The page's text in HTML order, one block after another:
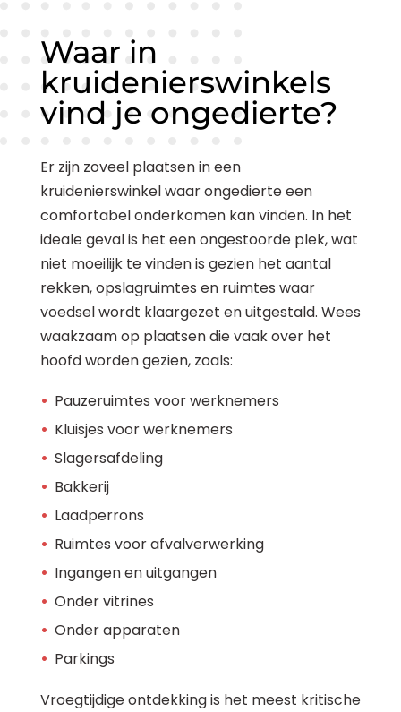
Waar in
kruidenierswinkels
vind je ongedierte?
Er zijn zoveel plaatsen in een
kruidenierswinkel waar ongedierte een
comfortabel onderkomen kan vinden. In het
ideale geval is het een ongestoorde plek, wat
niet moeilijk te vinden is gezien het aantal
rekken, opslagruimtes en ruimtes waar
voedsel wordt klaargezet en uitgestald. Wees
waakzaam op plaatsen die vaak over het
hoofd worden gezien, zoals:
Pauzeruimtes voor werknemers
Kluisjes voor werknemers
Slagersafdeling
Bakkerij
Laadperrons
Ruimtes voor afvalverwerking
Ingangen en uitgangen
Onder vitrines
Onder apparaten
Parkings
Vroegtijdige ontdekking is het meest kritische